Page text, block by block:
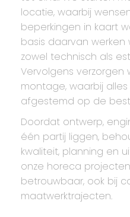
locatie, waarbij
beperkingen in kaart
basis daarvan
zowel technisch als
Vervolgens
montage, waarbij
afgestemd op de
Doordat ontwerp,
één partij liggen,
kwaliteit, planning en
onze horeca
betrouwbaar, ook bij
maatwerktrajecten.